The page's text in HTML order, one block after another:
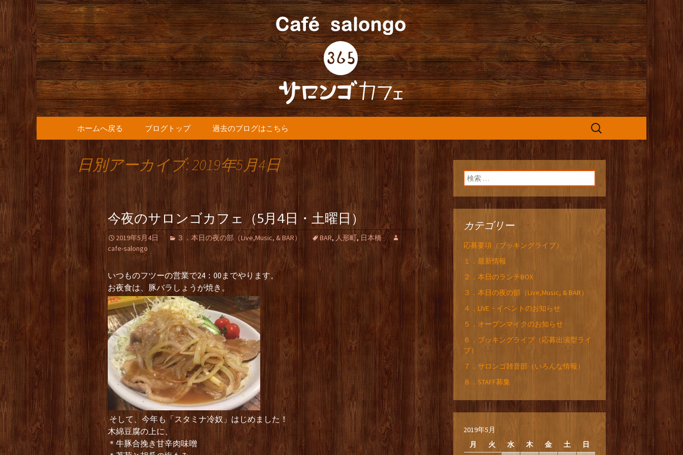
人形町の『365(サロンゴ)カフェ』よりお
知らせ
人形町の音楽カフェ『365カフェ』より最新情報をお届けします。
コンテンツへ移動
ホームへ戻る ブログトップ 過去のブログはこちら
検
日別アーカイブ: 2019年5月4日
今夜のサロンゴカフェ（5月4日・土曜日）
2019年5月4日 ３．本日の夜の部（Live,Music, & BAR） BAR, 人形町, 日本橋
cafe-salongo
いつものフツーの営業で24：00までやります。
お夜食は、豚バラしょうが焼き。
そして、今年も「スタミナ冷奴」はじめました！
木綿豆腐の上に、
＊牛豚合挽き甘辛肉味噌
検索:
カテゴリー
応募要項（ブッキングライブ）
１．最新情報
２．本日のランチBOX
３．本日の夜の部（Live,Music, & BAR）
４．LIVE・イベントのお知らせ
５．オープンマイクのお知らせ
６．ブッキングライブ（応募出演型ライ
ブ）
７．サロンゴ雑音部（いろんな情報）
８．STAFF募集
2019年5月
月
火 水 木 金 土 日